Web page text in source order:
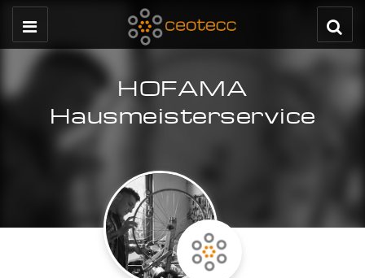
HOFAMA
Hausmeisterservice